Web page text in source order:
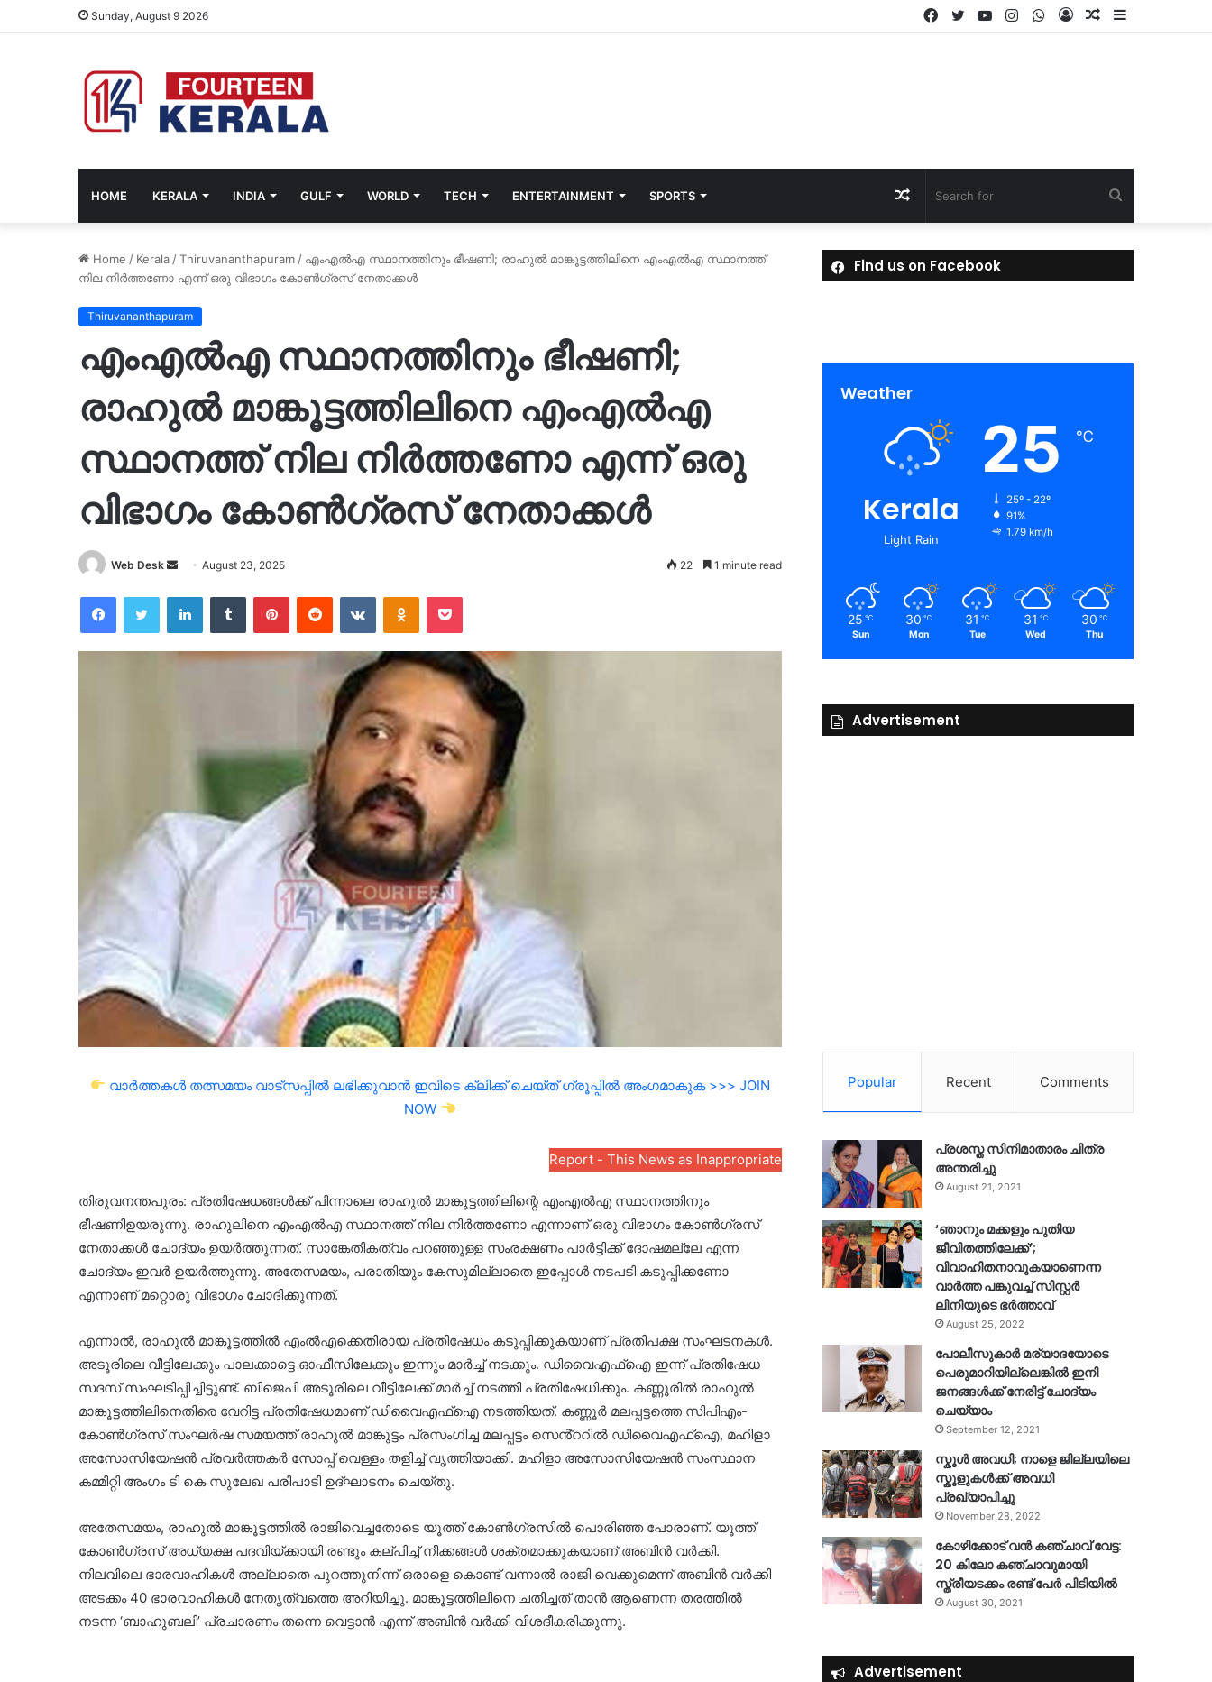
Sunday, August 9 2026 Sidebar
Random
Log
WhatsApp
Instagram
YouTube
Twitter
Facebook
HOME KERALA INDIA GULF WORLD TECH ENTERTAINMENT SPORTS
for
Random
Article
Home / Kerala /Thiruvananthapuram / എംഎൽഎ സ്ഥാനത്തിനും ഭീഷണി; രാഹുൽ മാങ്കൂട്ടത്തിലിനെ എംഎൽഎ സ്ഥാനത്ത്
നില നിർത്തണോ എന്ന് ഒരു വിഭാഗം കോൺഗ്രസ് നേതാക്കൾ
Thiruvananthapuram
എംഎൽഎ സ്ഥാനത്തിനും ഭീഷണി;
രാഹുൽ മാങ്കൂട്ടത്തിലിനെ എംഎൽഎ
സ്ഥാനത്ത് നില നിർത്തണോ എന്ന് ഒരു
വിഭാഗം കോൺഗ്രസ് നേതാക്കൾ
Web Desk
Send
email
August 23, 2025 22 1 minute read
FacebookTwitter LinkedInTumblr PinterestReddit VKontakteOdnoklassniki
Pocket
വാർത്തകൾ തത്സമയം വാട്സപ്പിൽ ലഭിക്കുവാൻ ഇവിടെ ക്ലിക്ക് ചെയ്ത് ഗ്രൂപ്പിൽ അംഗമാകുക >>> JOIN
NOW
Report - This News as Inappropriate
തിരുവനന്തപുരം: പ്രതിഷേധങ്ങൾക്ക് പിന്നാലെ രാഹുൽ മാങ്കൂട്ടത്തിലിന്റെ എംഎൽഎ സ്ഥാനത്തിനും
ഭീഷണിഉയരുന്നു. രാഹുലിനെ എംഎൽഎ സ്ഥാനത്ത് നില നിർത്തണോ എന്നാണ് ഒരു വിഭാഗം കോൺഗ്രസ്
നേതാക്കൾ ചോദ്യം ഉയർത്തുന്നത്. സാങ്കേതികത്വം പറഞ്ഞുള്ള സംരക്ഷണം പാർട്ടിക്ക് ദോഷമല്ലേ എന്ന
ചോദ്യം ഇവർ ഉയർത്തുന്നു. അതേസമയം, പരാതിയും കേസുമില്ലാതെ ഇപ്പോൾ നടപടി കടുപ്പിക്കണോ
എന്നാണ് മറ്റൊരു വിഭാഗം ചോദിക്കുന്നത്.
എന്നാൽ, രാഹുൽ മാങ്കൂട്ടത്തിൽ എംൽഎക്കെതിരായ പ്രതിഷേധം കടുപ്പിക്കുകയാണ് പ്രതിപക്ഷ സംഘടനകൾ.
അടൂരിലെ വീട്ടിലേക്കും പാലക്കാട്ടെ ഓഫീസിലേക്കും ഇന്നും മാർച്ച് നടക്കും. ഡിവൈഎഫ്ഐ ഇന്ന് പ്രതിഷേധ
സദസ് സംഘടിപ്പിച്ചിട്ടുണ്ട്. ബിജെപി അടൂരിലെ വീട്ടിലേക്ക് മാർച്ച് നടത്തി പ്രതിഷേധിക്കും. കണ്ണൂരിൽ രാഹുൽ
മാങ്കൂട്ടത്തിലിനെതിരെ വേറിട്ട പ്രതിഷേധമാണ് ഡിവൈഎഫ്ഐ നടത്തിയത്. കണ്ണൂർ മലപ്പട്ടത്തെ സിപിഎം-
കോണ്‍ഗ്രസ് സംഘർഷ സമയത്ത് രാഹുൽ മാങ്കുട്ടം പ്രസംഗിച്ച മലപ്പട്ടം സെൻ്ററിൽ ഡിവൈഎഫ്ഐ, മഹിളാ
അസോസിയേഷൻ പ്രവർത്തകർ സോപ്പ് വെള്ളം തളിച്ച് വൃത്തിയാക്കി. മഹിളാ അസോസിയേഷൻ സംസ്ഥാന
കമ്മിറ്റി അംഗം ടി കെ സുലേഖ പരിപാടി ഉദ്ഘാടനം ചെയ്തു.
അതേസമയം, രാഹുൽ മാങ്കൂട്ടത്തിൽ രാജിവെച്ചതോടെ യൂത്ത് കോൺഗ്രസിൽ പൊരിഞ്ഞ പോരാണ്. യൂത്ത്
കോൺഗ്രസ് അധ്യക്ഷ പദവിയ്ക്കായി രണ്ടും കല്പിച്ച് നീക്കങ്ങൾ ശക്തമാക്കുകയാണ് അബിൻ വർക്കി.
നിലവിലെ ഭാരവാഹികൾ അല്ലാതെ പുറത്തുനിന്ന് ഒരാളെ കൊണ്ട് വന്നാൽ രാജി വെക്കുമെന്ന് അബിൻ വർക്കി
അടക്കം 40 ഭാരവാഹികൾ നേതൃത്വത്തെ അറിയിച്ചു. മാങ്കൂട്ടത്തിലിനെ ചതിച്ചത് താൻ ആണെന്ന തരത്തിൽ
നടന്ന ‘ബാഹുബലി’ പ്രചാരണം തന്നെ വെട്ടാൻ എന്ന് അബിൻ വർക്കി വിശദീകരിക്കുന്നു.
Find us on Facebook
Weather
Kerala
Light Rain
25 ℃
25º - 22º
91%
1.79 km/h
25 ℃
Sun
30 ℃
Mon
31 ℃
Tue
31 ℃
Wed
30 ℃
Thu
Advertisement
Popular Recent Comments
പ്രശസ്ത സിനിമാതാരം ചിത്ര
അന്തരിച്ചു
August 21, 2021
‘ഞാനും മക്കളും പുതിയ
ജീവിതത്തിലേക്ക്’;
വിവാഹിതനാവുകയാണെന്ന
വാർത്ത പങ്കുവച്ച് സിസ്റ്റർ
ലിനിയുടെ ഭർത്താവ്
August 25, 2022
പോലീസുകാര്‍ മര്യാദയോടെ
പെരുമാറിയില്ലെങ്കില്‍ ഇനി
ജനങ്ങള്‍ക്ക് നേരിട്ട് ചോദ്യം
ചെയ്യാം
September 12, 2021
സ്കൂൾ അവധി; നാളെ ജില്ലയിലെ
സ്കൂളുകൾക്ക് അവധി
പ്രഖ്യാപിച്ചു
November 28, 2022
കോഴിക്കോട് വൻ കഞ്ചാവ് വേട്ട:
20 കിലോ കഞ്ചാവുമായി
സ്ത്രീയടക്കം രണ്ട് പേർ പിടിയിൽ
August 30, 2021
Advertisement